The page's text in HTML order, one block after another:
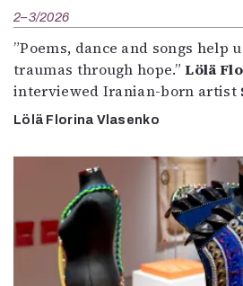
2–3/2026
”Poems, dance and songs help
traumas through hope.”Lölä
interviewed Iranian-born artist
Lölä Florina Vlasenko